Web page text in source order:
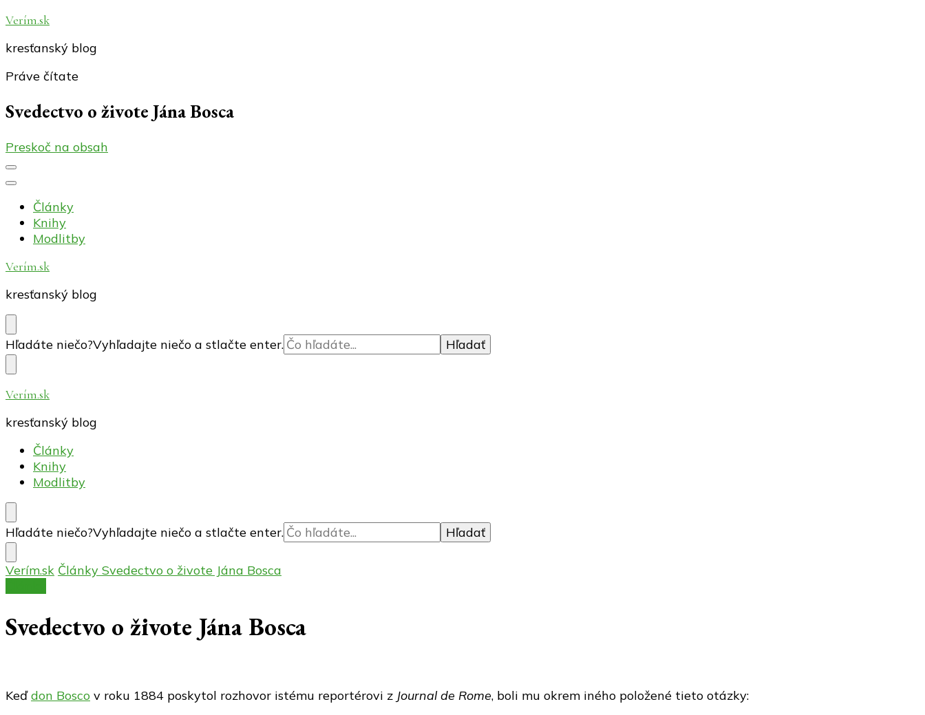
Verím.sk
kresťanský blog
Práve čítate
Svedectvo o živote Jána Bosca
Preskoč na obsah
Články
Knihy
Modlitby
Verím.sk
kresťanský blog
Hľadáte niečo?Vyhľadajte niečo a stlačte enter.
Verím.sk
kresťanský blog
Články
Knihy
Modlitby
Hľadáte niečo?Vyhľadajte niečo a stlačte enter.
Verím.sk Články Svedectvo o živote Jána Bosca
Svedectvo o živote Jána Bosca
Keďdon Bosco v roku 1884 poskytol rozhovor istému reportérovi z Journal de Rome, boli mu okrem iného položené tieto otázky: